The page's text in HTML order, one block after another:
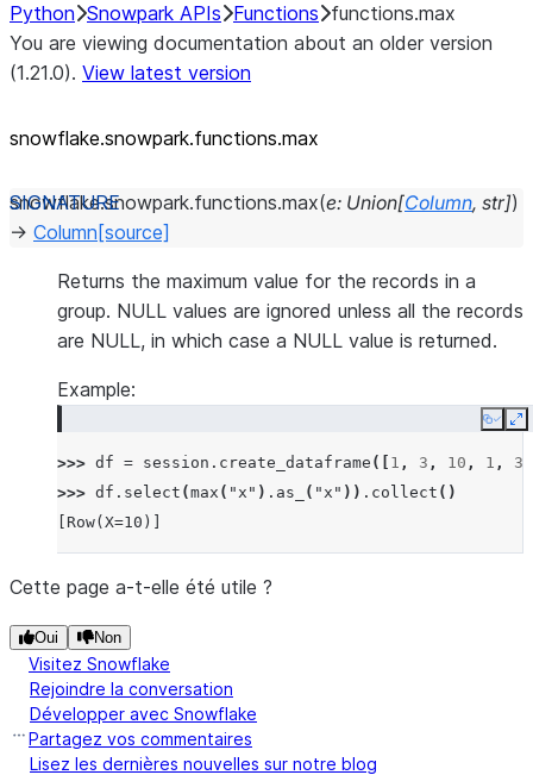
Python Snowpark APIs Functions functions.max
You are viewing documentation about an older version
(1.21.0). View latest version
snowflake.snowpark.functions.max
snowflake.snowpark.functions.max(e: Union[Column, str])
→ Column [source]
Returns the maximum value for the records in a
group. NULL values are ignored unless all the records
are NULL, in which case a NULL value is returned.
Example:
Copy
>>> df = session . create_dataframe ([ 1 , 3 , 10 , 1 , 3
>>> df . select (max ( "x" ) . as_ ( "x" )) . collect ()
[Row(X=10)]
Cette page a-t-elle été utile ?
Oui Non
Visitez Snowflake
Rejoindre la conversation
Développer avec Snowflake
Partagez vos commentaires
Lisez les dernières nouvelles sur notre blog